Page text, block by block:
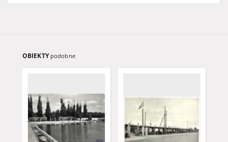
OBIEKTY podobne